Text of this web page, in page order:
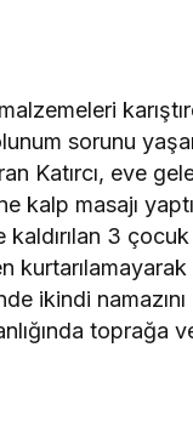
sorunu
Katırcı, eve
kalp masajı
kaldırılan 3
kurtarılamayarak
ikindi namazını
toprağa